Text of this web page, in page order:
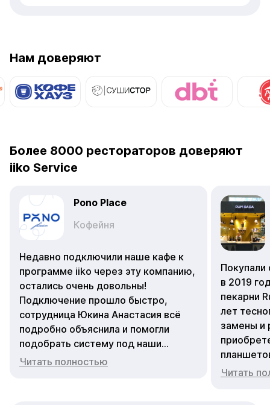
Нам доверяют
Более 8000 рестораторов доверяют
iiko Service
Pono Place
Кофейня
Недавно подключили наше кафе к
программе iiko через эту компанию,
остались очень довольны!
Подключение прошло быстро,
сотрудница Юкина Анастасия всё
подробно объяснила и помогли
подобрать систему под наши
задачи. Теперь учёт и управление
Читать полностью
Покупали
в 2019
пекарни
лет
замены и
Зоя
Читать